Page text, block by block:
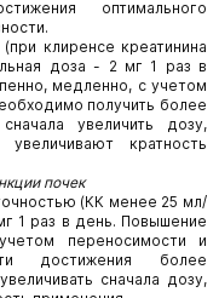
оптимального
(при клиренсе креатинина
доза - 2 мг 1 раз в
медленно, с учетом
получить более
увеличить дозу,
кратность
почек
(КК менее 25 мл/
1 раз в день. Повышение
переносимости и
достижения более
сначала дозу,